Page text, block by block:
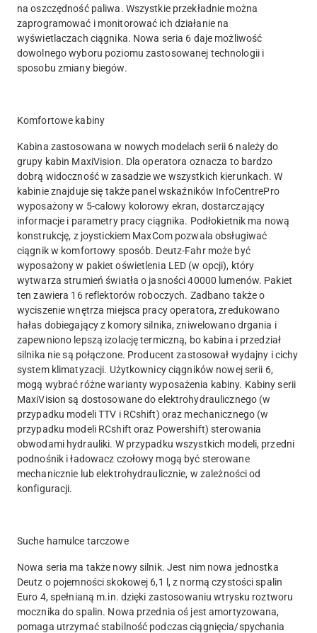
na oszczędność paliwa. Wszystkie przekładnie można
zaprogramować i monitorować ich działanie na
wyświetlaczach ciągnika. Nowa seria 6 daje możliwość
dowolnego wyboru poziomu zastosowanej technologii i
sposobu zmiany biegów.
Komfortowe kabiny
Kabina zastosowana w nowych modelach serii 6 należy do
grupy kabin MaxiVision. Dla operatora oznacza to bardzo
dobrą widoczność w zasadzie we wszystkich kierunkach. W
kabinie znajduje się także panel wskaźników InfoCentrePro
wyposażony w 5-calowy kolorowy ekran, dostarczający
informacje i parametry pracy ciągnika. Podłokietnik ma nową
konstrukcję, z joystickiem MaxCom pozwala obsługiwać
ciągnik w komfortowy sposób. Deutz-Fahr może być
wyposażony w pakiet oświetlenia LED (w opcji), który
wytwarza strumień światła o jasności 40000 lumenów. Pakiet
ten zawiera 16 reflektorów roboczych. Zadbano także o
wyciszenie wnętrza miejsca pracy operatora, zredukowano
hałas dobiegający z komory silnika, zniwelowano drgania i
zapewniono lepszą izolację termiczną, bo kabina i przedział
silnika nie są połączone. Producent zastosował wydajny i cichy
system klimatyzacji. Użytkownicy ciągników nowej serii 6,
mogą wybrać różne warianty wyposażenia kabiny. Kabiny serii
MaxiVision są dostosowane do elektrohydraulicznego (w
przypadku modeli TTV i RCshift) oraz mechanicznego (w
przypadku modeli RCshift oraz Powershift) sterowania
obwodami hydrauliki. W przypadku wszystkich modeli, przedni
podnośnik i ładowacz czołowy mogą być sterowane
mechanicznie lub elektrohydraulicznie, w zależności od
konfiguracji.
Suche hamulce tarczowe
Nowa seria ma także nowy silnik. Jest nim nowa jednostka
Deutz o pojemności skokowej 6,1 l, z normą czystości spalin
Euro 4, spełnianą m.in. dzięki zastosowaniu wtrysku roztworu
mocznika do spalin. Nowa przednia oś jest amortyzowana,
pomaga utrzymać stabilność podczas ciągnięcia/spychania